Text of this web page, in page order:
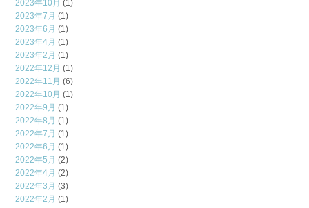
2023年10月 (1)
2023年7月 (1)
2023年6月 (1)
2023年4月 (1)
2023年2月 (1)
2022年12月 (1)
2022年11月 (6)
2022年10月 (1)
2022年9月 (1)
2022年8月 (1)
2022年7月 (1)
2022年6月 (1)
2022年5月 (2)
2022年4月 (2)
2022年3月 (3)
2022年2月 (1)